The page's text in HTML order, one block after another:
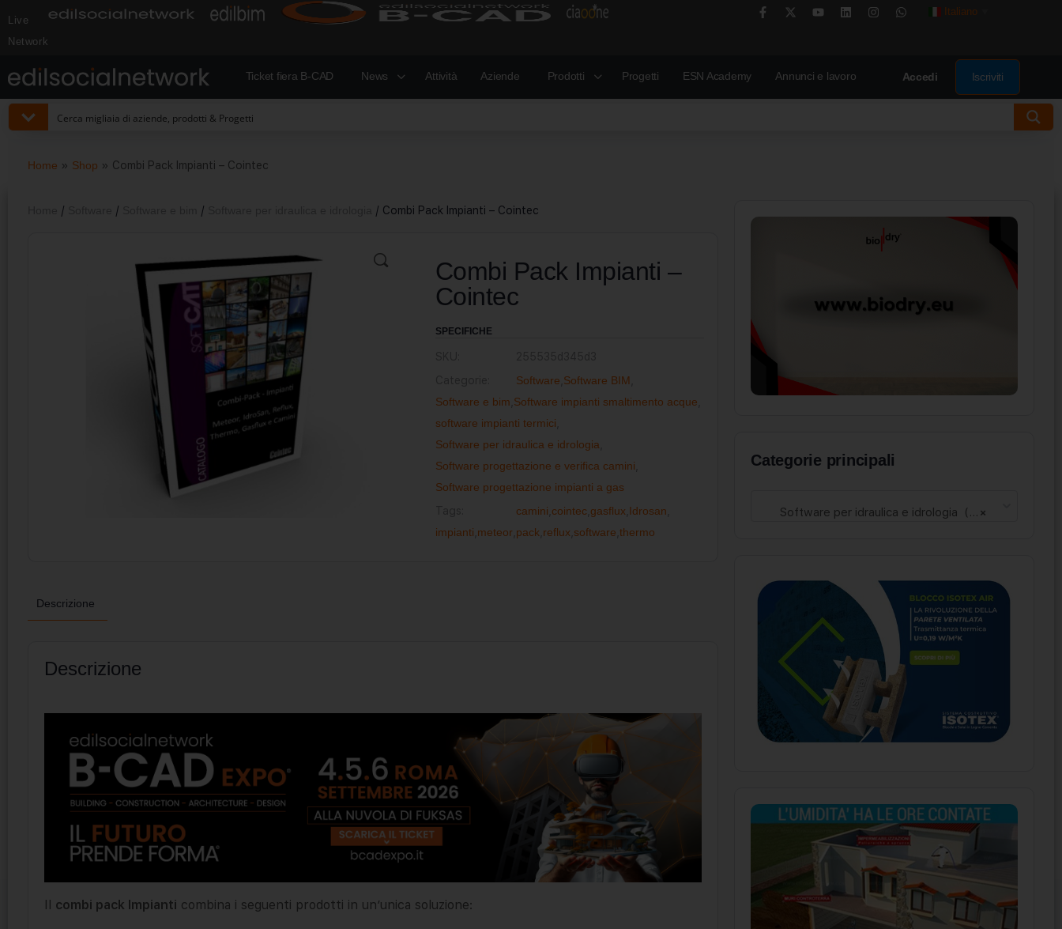
Live
Network
Italiano
Ticket fiera B-CAD News Attività Aziende Prodotti Progetti ESN Academy Annunci e lavoro Accedi Iscriviti
Home » Shop » Combi Pack Impianti – Cointec
/ / / / Combi Pack Impianti – Cointec
Combi Pack Impianti –
Cointec
SPECIFICHE
Software Software BIM
Software e bim Software impianti smaltimento acque
software impianti termici
Software per idraulica e idrologia
Software progettazione e verifica camini
Software progettazione impianti a gas
camini cointec gasflux Idrosan
impianti meteor pack reflux software thermo
Descrizione
Descrizione
Il combi pack Impianti combina i seguenti prodotti in un’unica soluzione:
Categorie principali
×
Software per idraulica e idrologia (16)